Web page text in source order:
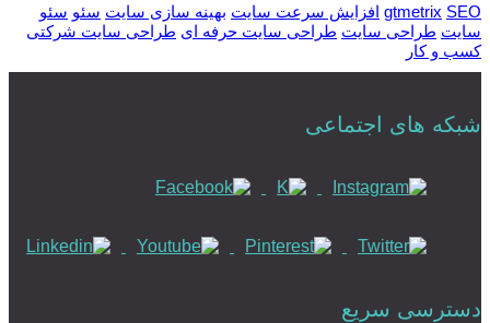
gtmetrix SEO افزایش سرعت سایت بهینه سازی سایت سئو سئو
سایت طراحی سایت طراحی سایت حرفه ای طراحی سایت شرکتی
کسب و کار
شبکه های اجتماعی
دسترسی سریع